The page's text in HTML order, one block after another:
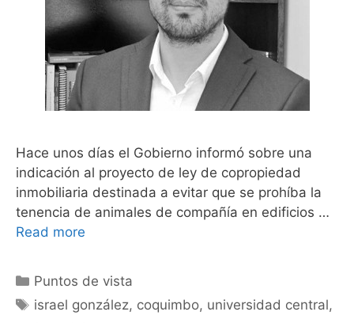
Hace unos días el Gobierno informó sobre una
indicación al proyecto de ley de copropiedad
inmobiliaria destinada a evitar que se prohíba la
tenencia de animales de compañía en edificios …
Read more
Puntos de vista
israel gonzález, coquimbo, universidad central,